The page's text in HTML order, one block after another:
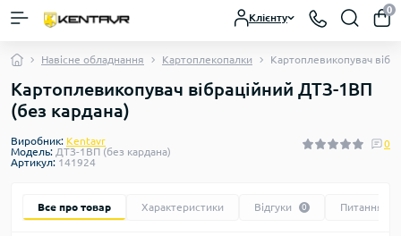
Клієнту
0
Навісне обладнання Картоплекопалки Картоплевикопувач
Картоплевикопувач вібраційний ДТЗ-1ВП
(без кардана)
Виробник: Kentavr
Модель: ДТЗ-1ВП (без кардана)
Артикул: 141924
0
Все про товар Характеристики Відгуки 0 Питання